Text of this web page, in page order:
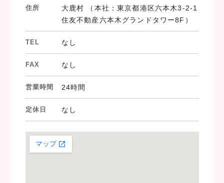
住所
大鹿村 （本社：東京都港区六本木3-2-1
住友不動産六本木グランドタワー8F）
TEL なし
FAX なし
営業時間 24時間
定休日 なし